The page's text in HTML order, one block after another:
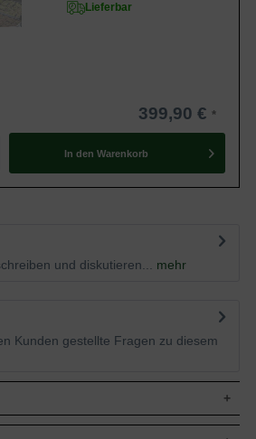
Lieferbar
399,90 €
In den Warenkorb
und diskutieren...
mehr
Kunden gestellte Fragen zu diesem